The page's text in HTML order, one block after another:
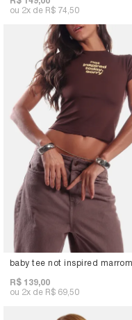
2x R$ 74,50
baby tee not inspired marrom
R$ 139,00
2x R$ 69,50